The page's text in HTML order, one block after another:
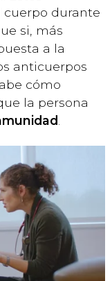
durante
si, más
a la
anticuerpos
cómo
la persona